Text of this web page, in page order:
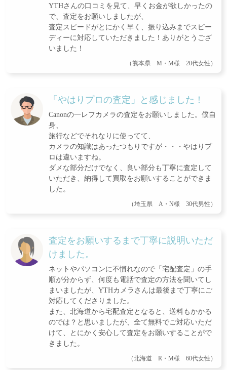
YTHさんの口コミを見て、早くお金が欲しかったの
で、査定をお願いしましたが、
査定スピードがとにかく早く、振り込みまでスピー
ディーに対応していただきました！ありがとうござ
いました！
（熊本県 M・M様 20代女性）
「やはりプロの査定」と感じました！
Canonの一レフカメラの査定をお願いしました。僕自
身、
旅行などでそれなりに使ってて、
カメラの知識はあったつもりですが・・・やはりプ
ロは違いますね。
ダメな部分だけでなく、良い部分も丁寧に査定して
いただき、納得して買取をお願いすることができま
した。
（埼玉県 A・N様 30代男性）
査定をお願いするまで丁寧に説明いただ
けました。
ネットやパソコンに不慣れなので「宅配査定」の手
順が分からず、何度も電話で査定の方法を聞いてし
まいましたが、YTHカメラさんは最後まで丁寧にご
対応してくださりました。
また、北海道から宅配査定となると、送料もかかる
のでは？と思いましたが、全て無料でご対応いただ
けて、とにかく安心して査定をお願いすることがで
きました。
（北海道 R・M様 60代女性）